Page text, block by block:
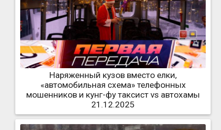
Наряженный кузов вместо елки,
«автомобильная схема» телефонных
мошенников и кунг-фу таксист vs автохамы
21.12.2025